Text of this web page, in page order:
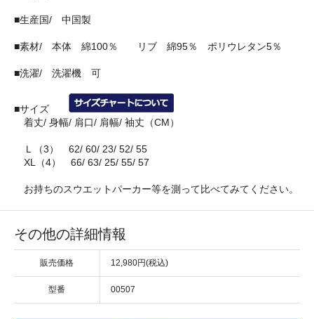
■生産国/ 中国製
■素材/ 本体 綿100％ リブ 綿95％ ポリウレタン5％
■洗濯/ 洗濯機 可
■サイズ
着丈/ 身幅/ 肩口/ 肩幅/ 袖丈（CM）
Ｌ（3） 62/ 60/ 23/ 52/ 55
XL（4） 66/ 63/ 25/ 55/ 57
お持ちのスウエットパーカー等を測って比べてみてください。
その他の詳細情報
販売価格 12,980円(税込)
型番 00507